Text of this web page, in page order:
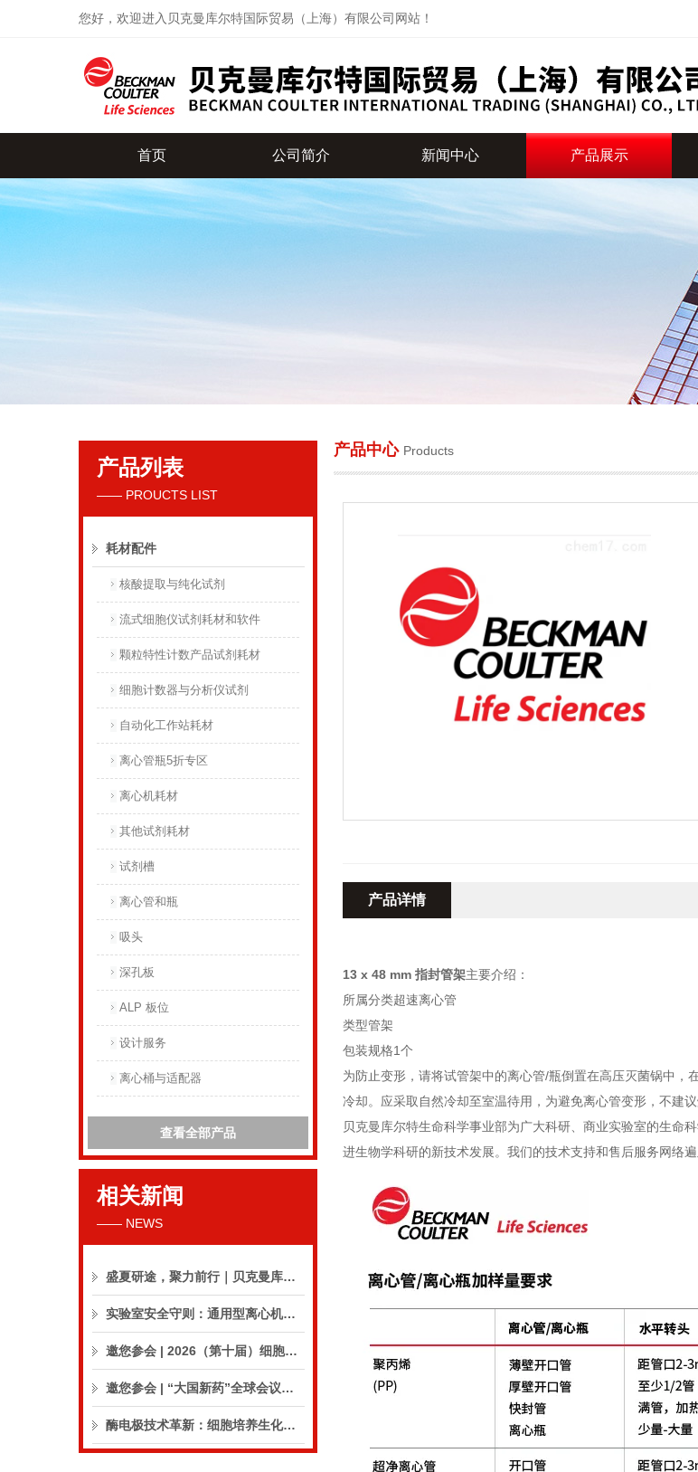
您好，欢迎进入贝克曼库尔特国际贸易（上海）有限公司网站！
贝克曼库尔特国际贸易（上海）有限公司
首页 公司简介 新闻中心 产品展示
产品列表
—— PROUCTS LIST
耗材配件
核酸提取与纯化试剂
流式细胞仪试剂耗材和软件
颗粒特性计数产品试剂耗材
细胞计数器与分析仪试剂
自动化工作站耗材
离心管瓶5折专区
离心机耗材
其他试剂耗材
试剂槽
离心管和瓶
吸头
深孔板
ALP 板位
设计服务
离心桶与适配器
查看全部产品
相关新闻
—— NEWS
盛夏研途，聚力前行｜贝克曼库尔特生命科学8月活动预告
实验室安全守则：通用型离心机操作与保养的10个要点
邀您参会 | 2026（第十届）细胞外囊泡合规与临床应用大会
邀您参会 | “大国新药”全球会议（CPIC2026）
酶电极技术革新：细胞培养生化分析仪实现精准在线监测
产品中心 Products
产品详情
13 x 48 mm 指封管架主要介绍：
所属分类超速离心管
类型管架
包装规格1个
为防止变形，请将试管架中的离心管/瓶倒置在高压灭菌锅中
冷却。应采取自然冷却至室温待用，为避免离心管变形，不建
贝克曼库尔特生命科学事业部为广大科研、商业实验室的生命
进生物学科研的新技术发展。我们的技术支持和售后服务网络